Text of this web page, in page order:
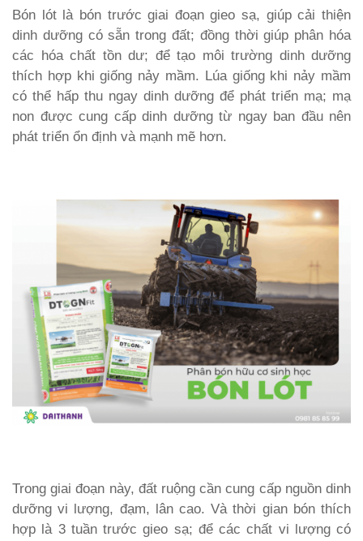
Bón lót là bón trước giai đoạn gieo sạ, giúp cải thiện
dinh dưỡng có sẵn trong đất; đồng thời giúp phân hóa
các hóa chất tồn dư; để tạo môi trường dinh dưỡng
thích hợp khi giống nảy mầm. Lúa giống khi nảy mầm
có thể hấp thu ngay dinh dưỡng để phát triển mạ; mạ
non được cung cấp dinh dưỡng từ ngay ban đầu nên
phát triển ổn định và mạnh mẽ hơn.
Trong giai đoạn này, đất ruộng cần cung cấp nguồn dinh
dưỡng vi lượng, đạm, lân cao. Và thời gian bón thích
hợp là 3 tuần trước gieo sạ; để các chất vi lượng có